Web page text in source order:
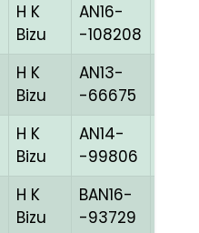
H K
Bizu
AN16-
-108208
H K
Bizu
AN13-
-66675
H K
Bizu
AN14-
-99806
H K
Bizu
BAN16-
-93729